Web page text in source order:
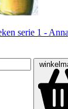
serie 1 -